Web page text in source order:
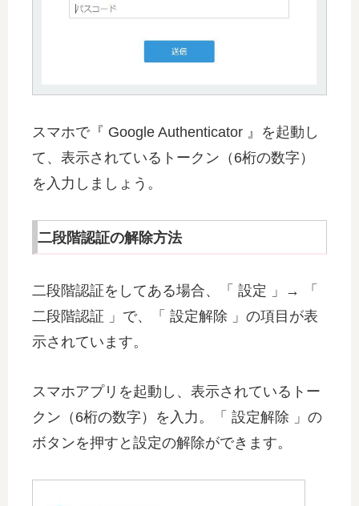
スマホで『 Google Authenticator 』を起動し
て、表示されているトークン（6桁の数字）
を入力しましょう。
二段階認証の解除方法
二段階認証をしてある場合、「 設定 」→ 「
二段階認証 」で、「 設定解除 」の項目が表
示されています。
スマホアプリを起動し、表示されているトー
クン（6桁の数字）を入力。「 設定解除 」の
ボタンを押すと設定の解除ができます。